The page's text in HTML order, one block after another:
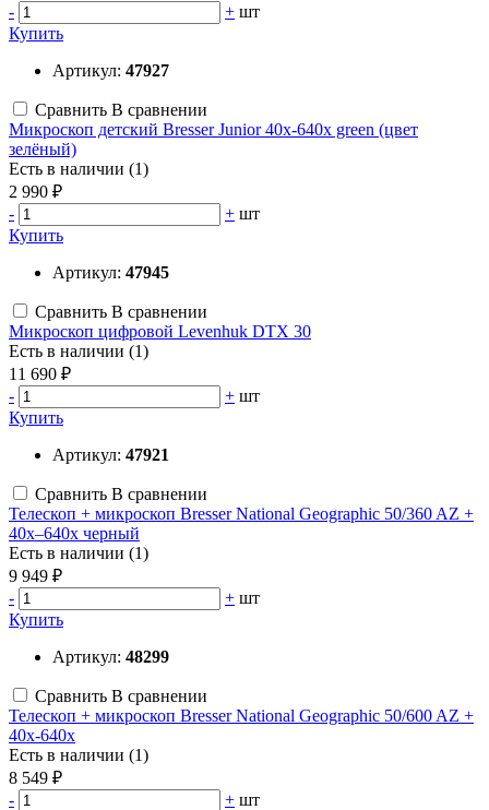
-
+ шт
Купить
Артикул: 47927
Сравнить В сравнении
Микроскоп детский Bresser Junior 40x-640x green (цвет
зелёный)
Есть в наличии (1)
2 990 ₽
-
+ шт
Купить
Артикул: 47945
Сравнить В сравнении
Микроскоп цифровой Levenhuk DTX 30
Есть в наличии (1)
11 690 ₽
-
+ шт
Купить
Артикул: 47921
Сравнить В сравнении
Телескоп + микроскоп Bresser National Geographic 50/360 AZ +
40x–640x черный
Есть в наличии (1)
9 949 ₽
-
+ шт
Купить
Артикул: 48299
Сравнить В сравнении
Телескоп + микроскоп Bresser National Geographic 50/600 AZ +
40x-640x
Есть в наличии (1)
8 549 ₽
-
+ шт